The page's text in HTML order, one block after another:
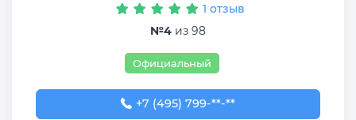
1 отзыв
№4 из 98
Официальный
+7 (495) 799-36-04
+7 (495) 799-**-**